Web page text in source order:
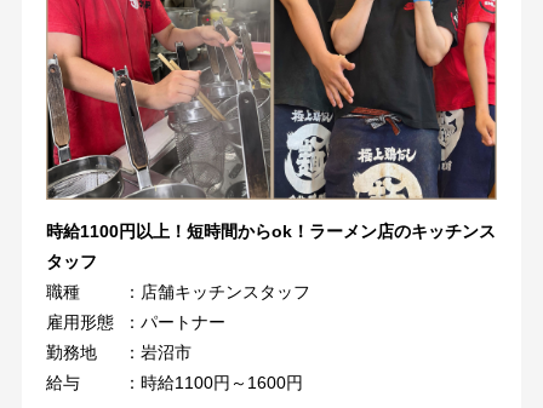
時給1100円以上！短時間からok！ラーメン店のキッチンス
タッフ
職種
：店舗キッチンスタッフ
雇用形態
：パートナー
勤務地
：岩沼市
給与
：時給1100円～1600円